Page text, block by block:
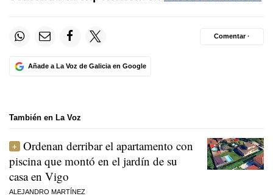
Añade a La Voz de Galicia en Google
Comentar ·
También en La Voz
Ordenan derribar el apartamento con
piscina que montó en el jardín de su
casa en Vigo
ALEJANDRO MARTÍNEZ